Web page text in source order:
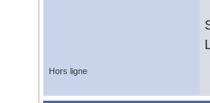
Hors ligne